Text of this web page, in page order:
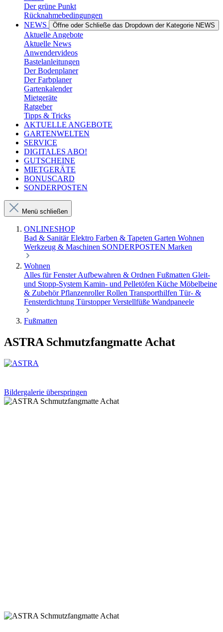
Der grüne Punkt
Rücknahmebedingungen
NEWS
Öffne oder Schließe das Dropdown der Kategorie NEWS
Aktuelle Angebote
Aktuelle News
Anwendervideos
Bastelanleitungen
Der Bodenplaner
Der Farbplaner
Gartenkalender
Mietgeräte
Ratgeber
Tipps & Tricks
AKTUELLE ANGEBOTE
GARTENWELTEN
SERVICE
DIGITALES ABO!
GUTSCHEINE
MIETGERÄTE
BONUSCARD
SONDERPOSTEN
Menü schließen
ONLINESHOP
Bad & SanitärElektro Farben & Tapeten Garten Wohnen
Werkzeug & Maschinen SONDERPOSTEN Marken
Wohnen
Alles für FensterAufbewahren & Ordnen Fußmatten Gleit-
und Stopp-System Kamin- und Pelletöfen Küche Möbelbeine
& ZubehörPflanzenrollerRollen Transporthilfen Tür- &
Fensterdichtung TürstopperVerstellfüße Wandpaneele
Fußmatten
ASTRA Schmutzfangmatte Achat
Bildergalerie überspringen